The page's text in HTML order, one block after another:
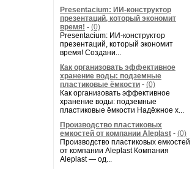
Presentacium: ИИ‑конструктор
презентаций, который экономит
время! - (0)
Presentacium: ИИ‑конструктор
презентаций, который экономит
время! Создани...
Как организовать эффективное
хранение воды: подземные
пластиковые ёмкости - (0)
Как организовать эффективное
хранение воды: подземные
пластиковые ёмкости Надёжное х...
Производство пластиковых
емкостей от компании Aleplast - (0)
Производство пластиковых емкостей
от компании Aleplast Компания
Aleplast — од...